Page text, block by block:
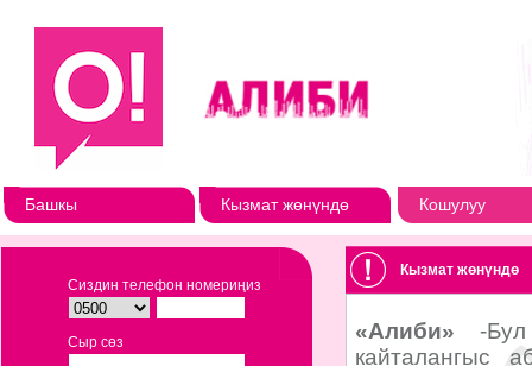
Башкы Кызмат жөнүндө Кошулуу
Сиздин телефон номериңиз
Сыр сөз
Кызмат жөнүндө